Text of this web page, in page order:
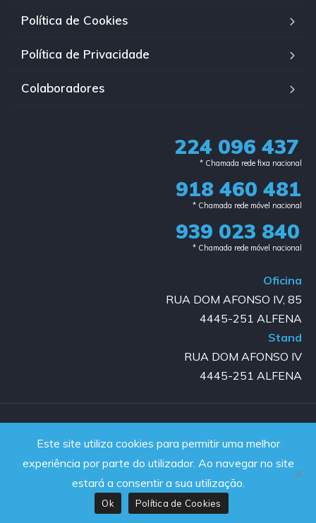
Política de Cookies
Política de Privacidade
Colaboradores
224 096 437
* Chamada rede fixa nacional​
918 460 481
* Chamada rede móvel nacional
939 023 840​
* Chamada rede móvel nacional
Oficina
RUA DOM AFONSO IV, 85
4445-251 ALFENA
Stand
RUA DOM AFONSO IV
4445-251 ALFENA
Powered by JanelaWeb
Este site utiliza cookies para permitir uma melhor
experiência por parte do utilizador. Ao navegar no site
estará a consentir a sua utilização.
Ok Política de Cookies